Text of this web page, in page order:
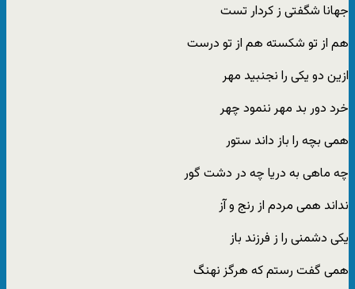
جهانا شگفتی ز کردار تست
هم از تو شکسته هم از تو درست
ازین دو یکی را نجنبید مهر
خرد دور بد مهر ننمود چهر
همی بچه را باز داند ستور
چه ماهی به دریا چه در دشت گور
نداند همی مردم از رنج و آز
یکی دشمنی را ز فرزند باز
همی گفت رستم که هرگز نهنگ